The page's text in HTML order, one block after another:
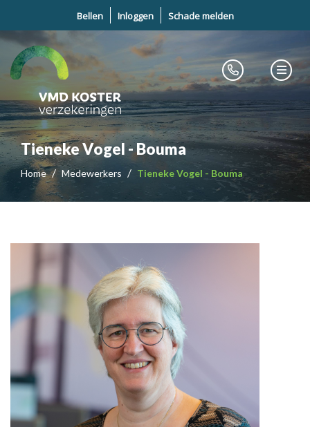
Bellen Inloggen Schade melden
Tieneke Vogel - Bouma
Home Medewerkers Tieneke Vogel - Bouma